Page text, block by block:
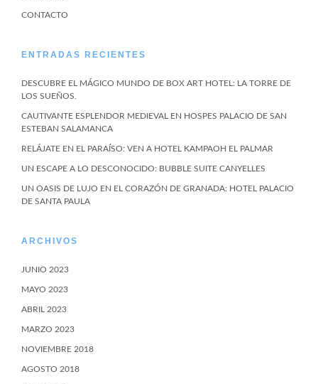
CONTACTO
ENTRADAS RECIENTES
DESCUBRE EL MÁGICO MUNDO DE BOX ART HOTEL: LA TORRE DE
LOS SUEÑOS.
CAUTIVANTE ESPLENDOR MEDIEVAL EN HOSPES PALACIO DE SAN
ESTEBAN SALAMANCA
RELÁJATE EN EL PARAÍSO: VEN A HOTEL KAMPAOH EL PALMAR
UN ESCAPE A LO DESCONOCIDO: BUBBLE SUITE CANYELLES
UN OASIS DE LUJO EN EL CORAZÓN DE GRANADA: HOTEL PALACIO
DE SANTA PAULA
ARCHIVOS
JUNIO 2023
MAYO 2023
ABRIL 2023
MARZO 2023
NOVIEMBRE 2018
AGOSTO 2018